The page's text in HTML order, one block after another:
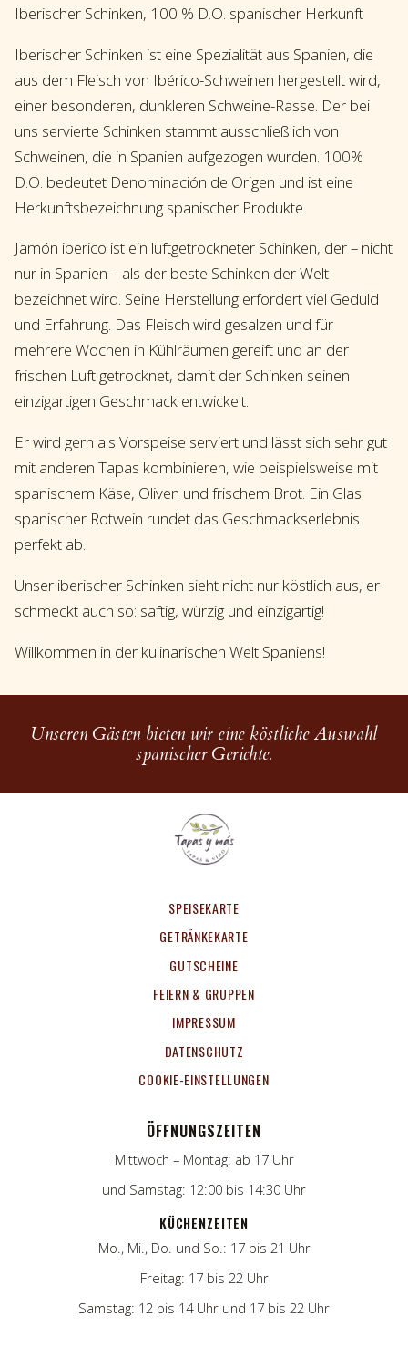
Iberischer Schinken, 100 % D.O. spanischer Herkunft
Iberischer Schinken ist eine Spezialität aus Spanien, die
aus dem Fleisch von Ibérico-Schweinen hergestellt wird,
einer besonderen, dunkleren Schweine-Rasse. Der bei
uns servierte Schinken stammt ausschließlich von
Schweinen, die in Spanien aufgezogen wurden. 100%
D.O. bedeutet Denominación de Origen und ist eine
Herkunftsbezeichnung spanischer Produkte.
Jamón iberico ist ein luftgetrockneter Schinken, der – nicht
nur in Spanien – als der beste Schinken der Welt
bezeichnet wird. Seine Herstellung erfordert viel Geduld
und Erfahrung. Das Fleisch wird gesalzen und für
mehrere Wochen in Kühlräumen gereift und an der
frischen Luft getrocknet, damit der Schinken seinen
einzigartigen Geschmack entwickelt.
Er wird gern als Vorspeise serviert und lässt sich sehr gut
mit anderen Tapas kombinieren, wie beispielsweise mit
spanischem Käse, Oliven und frischem Brot. Ein Glas
spanischer Rotwein rundet das Geschmackserlebnis
perfekt ab.
Unser iberischer Schinken sieht nicht nur köstlich aus, er
schmeckt auch so: saftig, würzig und einzigartig!
Willkommen in der kulinarischen Welt Spaniens!
Unseren Gästen bieten wir eine köstliche Auswahl
spanischer Gerichte.
SPEISEKARTE
GETRÄNKEKARTE
GUTSCHEINE
FEIERN & GRUPPEN
IMPRESSUM
DATENSCHUTZ
COOKIE-EINSTELLUNGEN
ÖFFNUNGSZEITEN
Mittwoch – Montag: ab 17 Uhr
und Samstag: 12:00 bis 14:30 Uhr
KÜCHENZEITEN
Mo., Mi., Do. und So.: 17 bis 21 Uhr
Freitag: 17 bis 22 Uhr
Samstag: 12 bis 14 Uhr und 17 bis 22 Uhr